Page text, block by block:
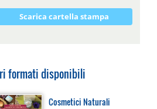
Scarica cartella stampa
formati disponibili
Cosmetici Naturali